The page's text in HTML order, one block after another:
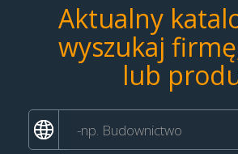
Aktualny
wyszukaj
lub